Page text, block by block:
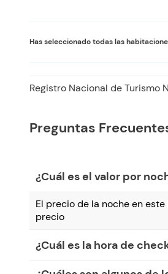
Has seleccionado todas las
Registro Nacional de Turismo
Preguntas
¿Cuál es el valor por
El precio de la noche en
precio
¿Cuál es la hora de